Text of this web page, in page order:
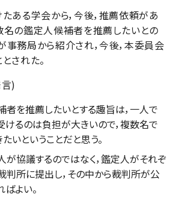
ある学会から，今後，推薦依頼があ
名の鑑定人候補者を推薦したいとの
事務局から紹介され，今後，本委員会
された。
)
者を推薦したいとする趣旨は，一人で
けるのは負担が大きいので，複数名で
いということだと思う。
協議するのではなく，鑑定人がそれぞ
判所に提出し，その中から裁判所が公
よい。